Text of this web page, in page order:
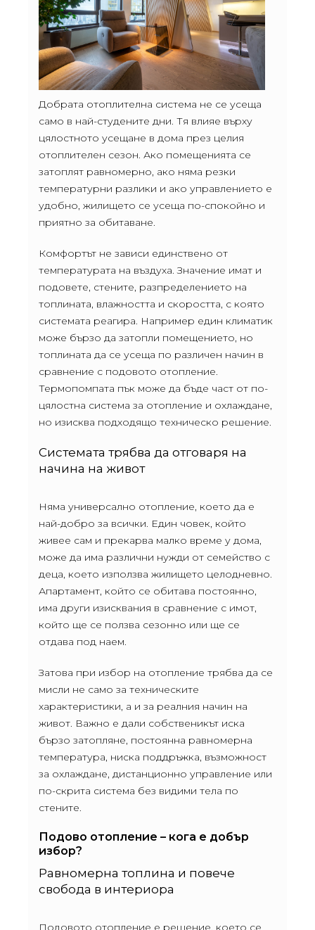
Добрата отоплителна система не се усеща
само в най-студените дни. Тя влияе върху
цялостното усещане в дома през целия
отоплителен сезон. Ако помещенията се
затоплят равномерно, ако няма резки
температурни разлики и ако управлението е
удобно, жилището се усеща по-спокойно и
приятно за обитаване.
Комфортът не зависи единствено от
температурата на въздуха. Значение имат и
подовете, стените, разпределението на
топлината, влажността и скоростта, с която
системата реагира. Например един климатик
може бързо да затопли помещението, но
топлината да се усеща по различен начин в
сравнение с подовото отопление.
Термопомпата пък може да бъде част от по-
цялостна система за отопление и охлаждане,
но изисква подходящо техническо решение.
Системата трябва да отговаря на
начина на живот
Няма универсално отопление, което да е
най-добро за всички. Един човек, който
живее сам и прекарва малко време у дома,
може да има различни нужди от семейство с
деца, което използва жилището целодневно.
Апартамент, който се обитава постоянно,
има други изисквания в сравнение с имот,
който ще се ползва сезонно или ще се
отдава под наем.
Затова при избор на отопление трябва да се
мисли не само за техническите
характеристики, а и за реалния начин на
живот. Важно е дали собственикът иска
бързо затопляне, постоянна равномерна
температура, ниска поддръжка, възможност
за охлаждане, дистанционно управление или
по-скрита система без видими тела по
стените.
Подово отопление – кога е добър
избор?
Равномерна топлина и повече
свобода в интериора
Подовото отопление е решение, което се